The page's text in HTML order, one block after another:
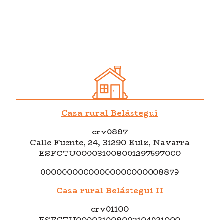
Casa rural Belástegui
crv0887
Calle Fuente, 24, 31290 Eulz, Navarra
ESFCTU000031008001297597000
00000000000000000000008879
Casa rural Belástegui II
crv01100